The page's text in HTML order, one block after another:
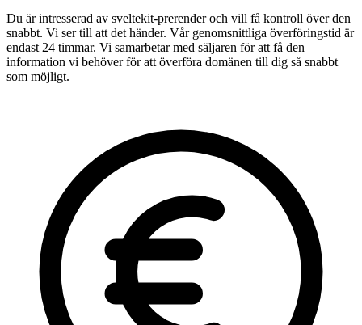
Du är intresserad av sveltekit-prerender och vill få kontroll över den
snabbt. Vi ser till att det händer. Vår genomsnittliga överföringstid är
endast 24 timmar. Vi samarbetar med säljaren för att få den
information vi behöver för att överföra domänen till dig så snabbt
som möjligt.